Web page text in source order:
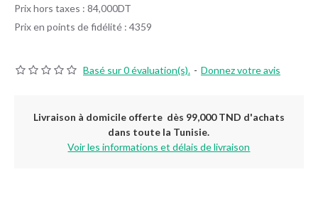
Basé sur 0 évaluation(s). - Donnez votre avis
Prix hors taxes : 84,000DT
Prix en points de fidélité : 4359
Livraison à domicile offerte dès 99,000 TND d'achats
dans toute la Tunisie.
Voir les informations et délais de livraison